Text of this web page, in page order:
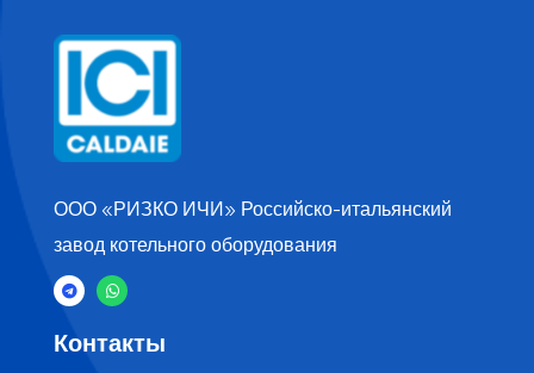
ООО «РИЗКО ИЧИ» Российско-итальянский
завод котельного оборудования
Контакты